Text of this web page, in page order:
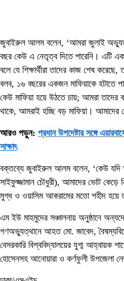
জুবাইরুল আলম বলেন, ‘আমরা জুলাই
বছর কেউ এ নেতৃত্ব দিতে পারেনি। এটি
বলে যে শিক্ষার্থীরা তাদের কাজ শেষ
বলব, ১৬ বছরের একজন মাফিয়াকে হটাতে
কেউ মাফিয়া হয়ে উঠতে চায়; আমরা তাদের
থাকে, আমরাই হচ্ছি বড় মাফিয়া। আমাদের
আরও পড়ুন: প্রধান উপদেষ্টার সঙ্গে
সাক্ষাৎ
বক্তব্যে জুবাইরুল আলম বলেন, ‘কেউ যদি
সাইফুজ্জামান চৌধুরী), আমাদের ভোট
মুগ্ধ ও ওয়াসিম আকরামের মতো শহীদ হয়ে
এম ইউ মাহমুদের সঞ্চালনায় অনুষ্ঠানে
গণঅভ্যুত্থানে আহত মো. জাবেদ,
বেসরকারি বিশ্ববিদ্যালয়ের যুগ্ম আহ্বায়ক
হোসেনসহ আনোয়ারা ও কর্ণফুলী উপজেলা